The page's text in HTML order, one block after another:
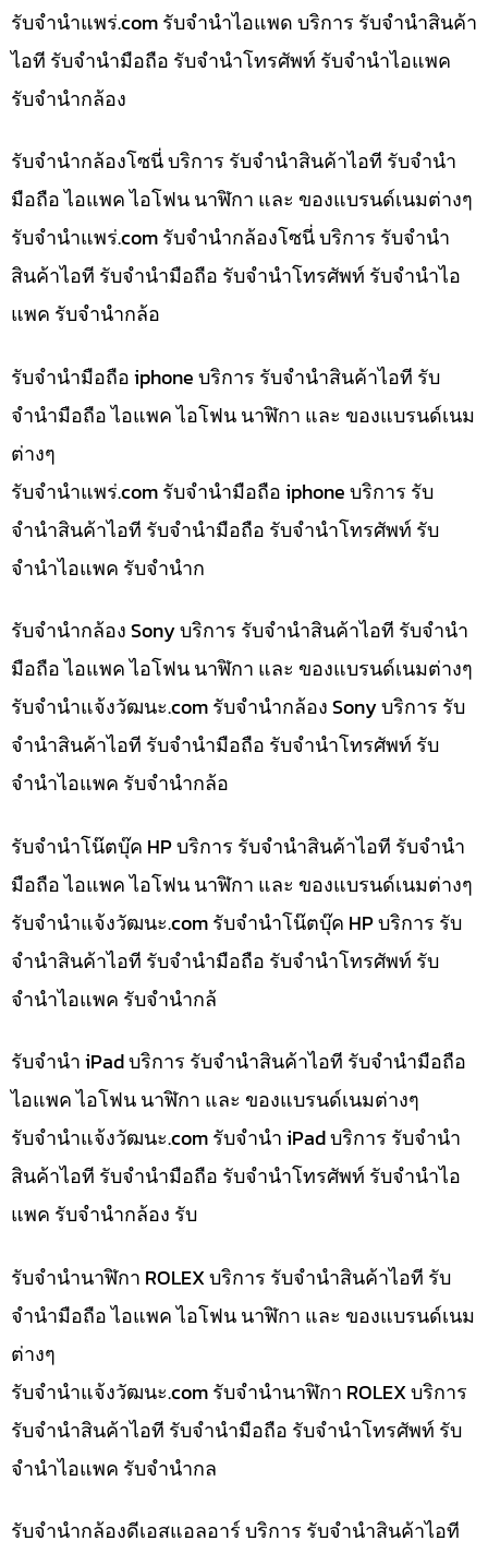
รับจํานําแพร่.com รับจำนำไอแพด บริการ รับจำนำสินค้า
ไอที รับจำนำมือถือ รับจำนำโทรศัพท์ รับจำนำไอแพค
รับจำนำกล้อง
รับจำนำกล้องโซนี่ บริการ รับจำนำสินค้าไอที รับจำนำ
มือถือ ไอแพค ไอโฟน นาฬิกา และ ของแบรนด์เนมต่างๆ
รับจํานําแพร่.com รับจำนำกล้องโซนี่ บริการ รับจำนำ
สินค้าไอที รับจำนำมือถือ รับจำนำโทรศัพท์ รับจำนำไอ
แพค รับจำนำกล้อ
รับจำนำมือถือ iphone บริการ รับจำนำสินค้าไอที รับ
จำนำมือถือ ไอแพค ไอโฟน นาฬิกา และ ของแบรนด์เนม
ต่างๆ
รับจํานําแพร่.com รับจำนำมือถือ iphone บริการ รับ
จำนำสินค้าไอที รับจำนำมือถือ รับจำนำโทรศัพท์ รับ
จำนำไอแพค รับจำนำก
รับจำนำกล้อง Sony บริการ รับจำนำสินค้าไอที รับจำนำ
มือถือ ไอแพค ไอโฟน นาฬิกา และ ของแบรนด์เนมต่างๆ
รับจํานําแจ้งวัฒนะ.com รับจำนำกล้อง Sony บริการ รับ
จำนำสินค้าไอที รับจำนำมือถือ รับจำนำโทรศัพท์ รับ
จำนำไอแพค รับจำนำกล้อ
รับจำนำโน๊ตบุ๊ค HP บริการ รับจำนำสินค้าไอที รับจำนำ
มือถือ ไอแพค ไอโฟน นาฬิกา และ ของแบรนด์เนมต่างๆ
รับจํานําแจ้งวัฒนะ.com รับจำนำโน๊ตบุ๊ค HP บริการ รับ
จำนำสินค้าไอที รับจำนำมือถือ รับจำนำโทรศัพท์ รับ
จำนำไอแพค รับจำนำกล้
รับจำนำ iPad บริการ รับจำนำสินค้าไอที รับจำนำมือถือ
ไอแพค ไอโฟน นาฬิกา และ ของแบรนด์เนมต่างๆ
รับจํานําแจ้งวัฒนะ.com รับจำนำ iPad บริการ รับจำนำ
สินค้าไอที รับจำนำมือถือ รับจำนำโทรศัพท์ รับจำนำไอ
แพค รับจำนำกล้อง รับ
รับจำนำนาฬิกา ROLEX บริการ รับจำนำสินค้าไอที รับ
จำนำมือถือ ไอแพค ไอโฟน นาฬิกา และ ของแบรนด์เนม
ต่างๆ
รับจํานําแจ้งวัฒนะ.com รับจำนำนาฬิกา ROLEX บริการ
รับจำนำสินค้าไอที รับจำนำมือถือ รับจำนำโทรศัพท์ รับ
จำนำไอแพค รับจำนำกล
รับจำนำกล้องดีเอสแอลอาร์ บริการ รับจำนำสินค้าไอที